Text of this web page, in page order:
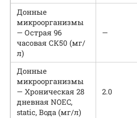
Донные
микроорганизмы
— Острая 96
часовая СК50 (мг/
л)
—
Донные
микроорганизмы
— Хроническая 28
дневная NOEC,
static, Вода (мг/л)
2.0